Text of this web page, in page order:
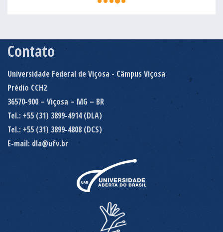
Contato
Universidade Federal de Viçosa - Câmpus Viçosa
Prédio CCH2
36570-900 – Viçosa – MG – BR
Tel.: +55 (31) 3899-4914 (DLA)
Tel.: +55 (31) 3899-4808 (DCS)
E-mail: dla@ufv.br